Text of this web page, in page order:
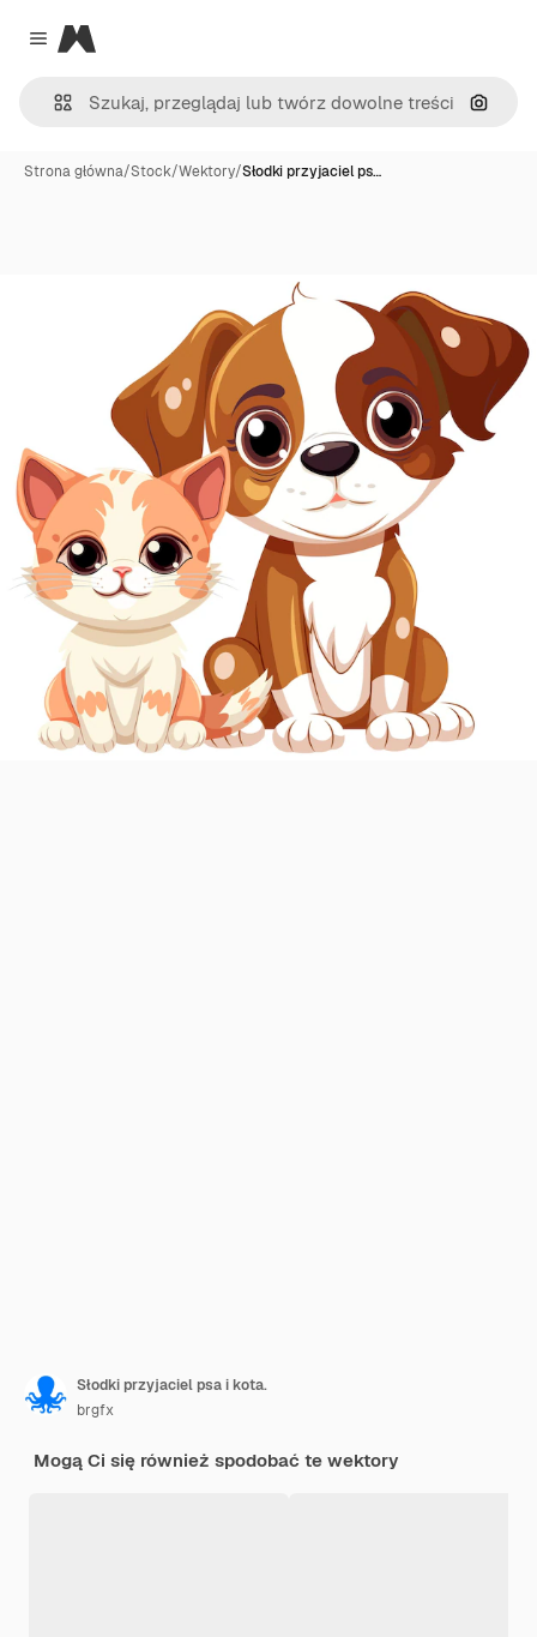
Close menu
Magnific
Szukaj
Strona główna/Stock/Wektory/Słodki przyjaciel ps…
Słodki przyjaciel psa i kota.
brgfx
Mogą Ci się również spodobać te wektory